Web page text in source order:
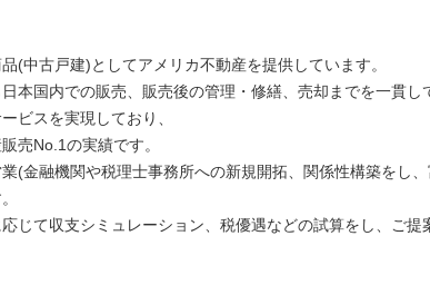
(中古戸建)としてアメリカ不動産を提供しています。
本国内での販売、販売後の管理・修繕、売却までを一貫し
ビスを実現しており、
売No.1の実績です。
(金融機関や税理士事務所への新規開拓、関係性構築をし
じて収支シミュレーション、税優遇などの試算をし、ご提